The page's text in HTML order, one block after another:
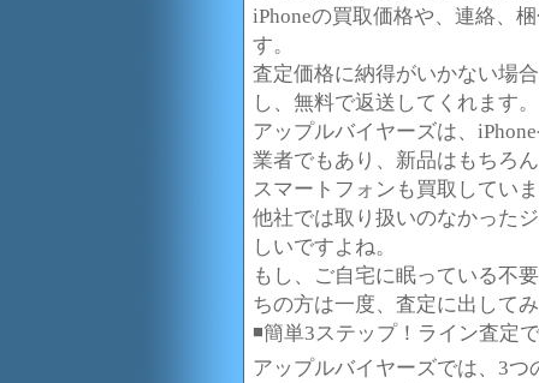
iPhoneの買取価格や、連絡、
す。
査定価格に納得がいかない場
し、無料で返送してくれます。
アップルバイヤーズは、
業者でもあり、新品はもちろ
スマートフォンも買取してい
他社では取り扱いのなかった
しいですよね。
もし、ご自宅に眠っている不
ちの方は一度、査定に出して
◾️簡単3ステップ！ライン査定
アップルバイヤーズでは、3